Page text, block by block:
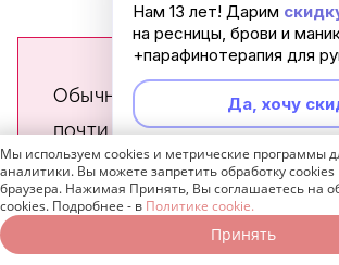
Обычно сеанс мезотерапии
почти безболезненно.
имеет каких-либо
возрасту. Данная методика
проводиться одновременно
Нам 13 лет! Дарим
на ресницы, брови и
+парафинотерапия для
Да, хочу
Мы используем cookies и метрические программы
аналитики. Вы можете запретить обработку cookies
браузера. Нажимая Принять, Вы соглашаетесь на
cookies. Подробнее - в Политике cookie.
Принять